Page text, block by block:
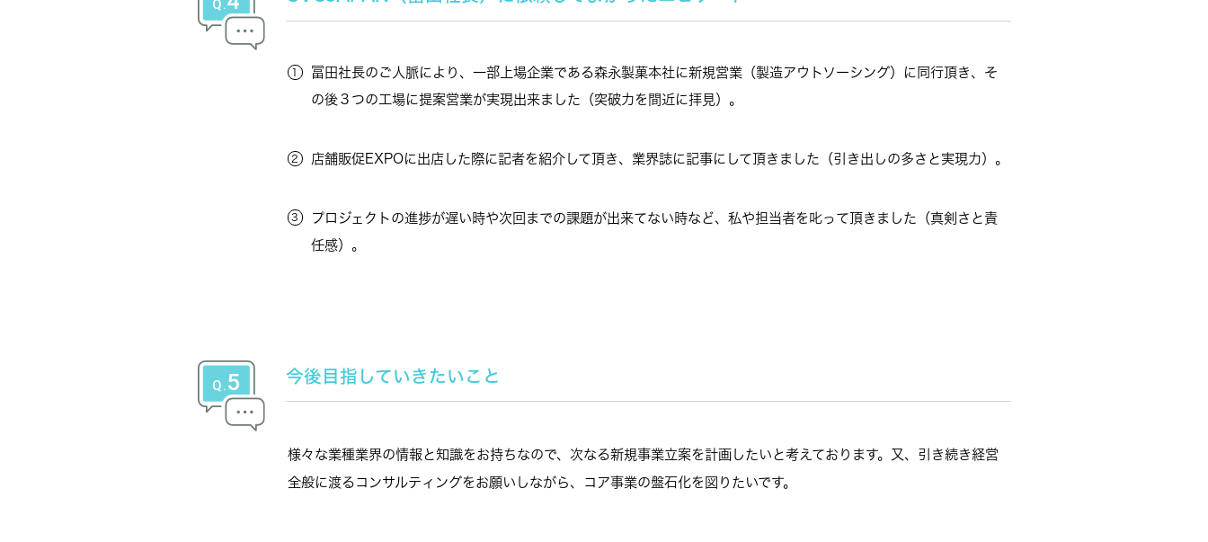
冨田社長のご人脈により、一部上場企業である森永製菓本社に新規営業（製造アウトソーシング）に同行頂き、そ
の後３つの工場に提案営業が実現出来ました（突破力を間近に拝見）。
店舗販促EXPOに出店した際に記者を紹介して頂き、業界誌に記事にして頂きました（引き出しの多さと実現力）。
プロジェクトの進捗が遅い時や次回までの課題が出来てない時など、私や担当者を叱って頂きました（真剣さと責
任感）。
今後目指していきたいこと
様々な業種業界の情報と知識をお持ちなので、次なる新規事業立案を計画したいと考えております。又、引き続き経営
全般に渡るコンサルティングをお願いしながら、コア事業の盤石化を図りたいです。